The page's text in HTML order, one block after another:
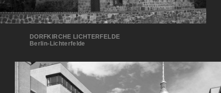
DORFKIRCHE LICHTERFELDE
Ber­lin-Lichterfelde